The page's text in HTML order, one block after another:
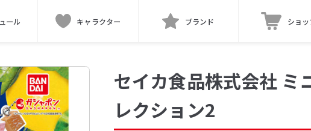
ール キャラクター ブランド ショッ
セイカ食品株式会社 ミ
レクション2